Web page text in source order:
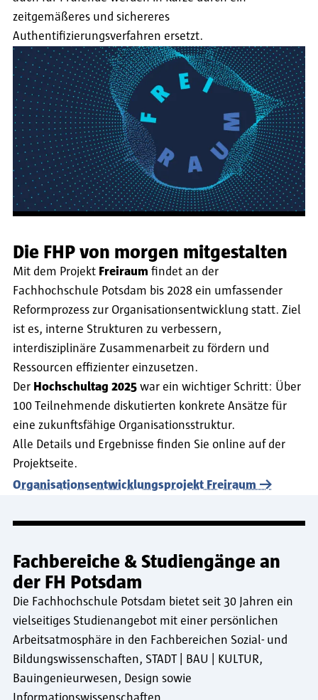
zeitgemäßeres und sichereres
Authentifizierungsverfahren ersetzt.
Die FHP von morgen mitgestalten
Mit dem Projekt Freiraum findet an der
Fachhochschule Potsdam bis 2028 ein umfassender
Reformprozess zur Organisationsentwicklung statt. Ziel
ist es, interne Strukturen zu verbessern,
interdisziplinäre Zusammenarbeit zu fördern und
Ressourcen effizienter einzusetzen.
Der Hochschultag 2025 war ein wichtiger Schritt: Über
100 Teilnehmende diskutierten konkrete Ansätze für
eine zukunftsfähige Organisationsstruktur.
Alle Details und Ergebnisse finden Sie online auf der
Projektseite.
Organisationsentwicklungsprojekt Freiraum
Fachbereiche & Studiengänge an
der FH Potsdam
Die Fachhochschule Potsdam bietet seit 30 Jahren ein
vielseitiges Studienangebot mit einer persönlichen
Arbeitsatmosphäre in den Fachbereichen Sozial- und
Bildungswissenschaften, STADT | BAU | KULTUR,
Bauingenieurwesen, Design sowie